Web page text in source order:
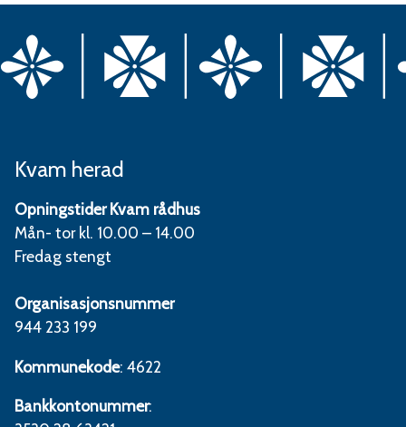
Kvam herad
Opningstider Kvam rådhus
Mån- tor kl. 10.00 – 14.00
Fredag stengt
Organisasjonsnummer
944 233 199
Kommunekode: 4622
Bankkontonummer: